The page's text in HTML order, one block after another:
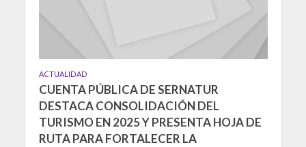
ACTUALIDAD
CUENTA PÚBLICA DE SERNATUR
DESTACA CONSOLIDACIÓN DEL
TURISMO EN 2025 Y PRESENTA HOJA DE
RUTA PARA FORTALECER LA